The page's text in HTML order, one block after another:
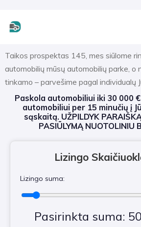
Taikos prospektas 145, mes siūlome
automobilių mūsų automobilių parke, o
tinkamo – parvešime pagal individualų
Paskola automobiliui iki 30 000
automobiliui per 15 minučių į
sąskaitą. UŽPILDYK
PASIŪLYMĄ NUOTOLINIU
Lizingo
Lizingo suma:
Pasirinkta suma: